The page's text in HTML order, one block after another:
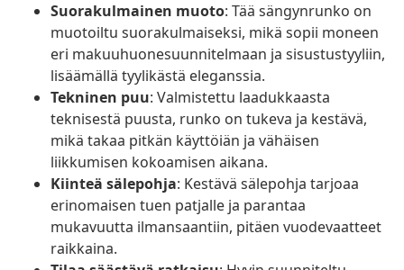
Suorakulmainen muoto: Tää sängynrunko on
muotoiltu suorakulmaiseksi, mikä sopii moneen
eri makuuhuonesuunnitelmaan ja sisustustyyliin,
lisäämällä tyylikästä eleganssia.
Tekninen puu: Valmistettu laadukkaasta
teknisestä puusta, runko on tukeva ja kestävä,
mikä takaa pitkän käyttöiän ja vähäisen
liikkumisen kokoamisen aikana.
Kiinteä sälepohja: Kestävä sälepohja tarjoaa
erinomaisen tuen patjalle ja parantaa
mukavuutta ilmansaantiin, pitäen vuodevaatteet
raikkaina.